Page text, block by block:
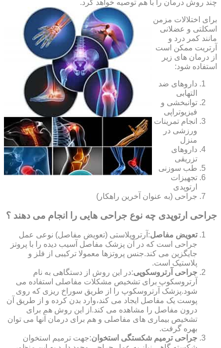
چند روش درمان را با هم توصیه خواهد کرد.
برای اختلالات مزمن
اسکلتی و عضلانی
مانند کمر درد و
آرتریت ممکن است
از درمان های زیر
استفاده شود:
داروهای ضد
التهابی
توانبخشی و
فیزیوتراپی
انجام تمرینات
ورزشی در
منزل
داروهای
تزریقی
طب سوزنی
تجهیزات
ارتوپدی
جراحی (به عنوان آخرین راهکار)
جراحی ارتوپدی چه نوع جراحی هایی را انجام می دهند ؟
تعویض مفاصل:آرتروپلاستی (تعویض مفاصل) نوعی عمل
جراحی است که در آن پزشک مفاصل آسیب دیده را با پروتز
جایگزین می کند.جنس پروتزها معمولا ترکیبی از فلز و
پلاستیک است.
جراحی آرتروسکوپی:در این روش از دستگاهی به نام
آرتروسکوپ برای تشخیص مشکلات مفاصلی استفاده می
شود.پزشک آرتروسکوپ را از طریق سوراخ ریزی که روی
پوست یک مفاصل ایجاد می کند،وارد بدن کرده و از طریق آن
درون مفاصل را مشاهده می کند.از این روش هم برای
تشخیص بیماری های مفاصلی و هم برای درمان آنها می توان
بهره گرفت.
جراحی ترمیم شکستگی استخوان:جهت ترمیم استخوان